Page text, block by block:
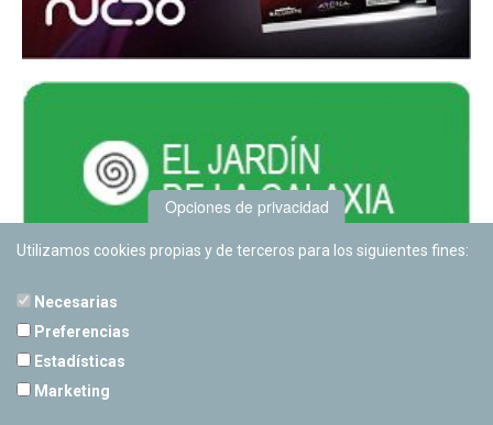
Opciones de privacidad
Utilizamos cookies propias y de terceros para los siguientes fines:
Necesarias
Preferencias
Estadísticas
Marketing